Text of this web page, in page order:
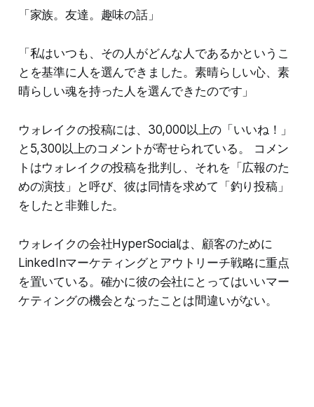
「家族。友達。趣味の話」
「私はいつも、その人がどんな人であるかというこ
とを基準に人を選んできました。素晴らしい心、素
晴らしい魂を持った人を選んできたのです」
ウォレイクの投稿には、30,000以上の「いいね！」
と5,300以上のコメントが寄せられている。 コメン
トはウォレイクの投稿を批判し、それを「広報のた
めの演技」と呼び、彼は同情を求めて「釣り投稿」
をしたと非難した。
ウォレイクの会社HyperSocialは、顧客のために
LinkedInマーケティングとアウトリーチ戦略に重点
を置いている。確かに彼の会社にとってはいいマー
ケティングの機会となったことは間違いがない。